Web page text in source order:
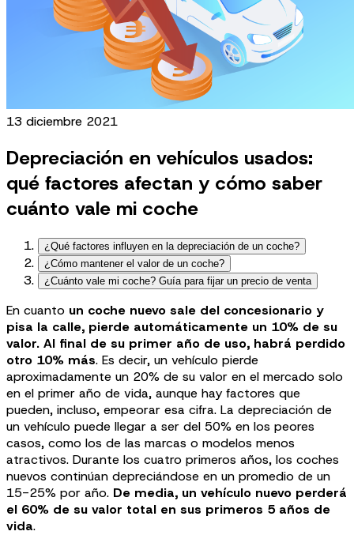
13 diciembre 2021
Depreciación en vehículos usados:
qué factores afectan y cómo saber
cuánto vale mi coche
¿Qué factores influyen en la depreciación de un coche?
¿Cómo mantener el valor de un coche?
¿Cuánto vale mi coche? Guía para fijar un precio de venta
En cuanto un coche nuevo sale del concesionario y
pisa la calle, pierde automáticamente un 10% de su
valor. Al final de su primer año de uso, habrá perdido
otro 10% más. Es decir, un vehículo pierde
aproximadamente un 20% de su valor en el mercado solo
en el primer año de vida, aunque hay factores que
pueden, incluso, empeorar esa cifra. La depreciación de
un vehículo puede llegar a ser del 50% en los peores
casos, como los de las marcas o modelos menos
atractivos. Durante los cuatro primeros años, los coches
nuevos continúan depreciándose en un promedio de un
15-25% por año. De media, un vehículo nuevo perderá
el 60% de su valor total en sus primeros 5 años de
vida.